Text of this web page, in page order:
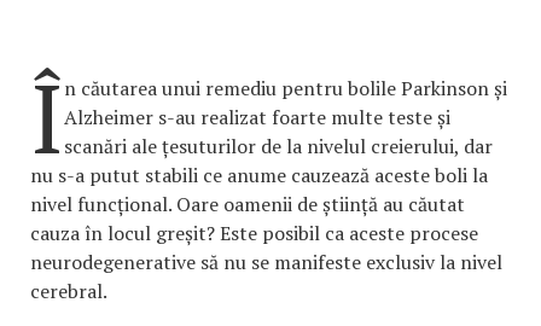
În căutarea unui remediu pentru bolile Parkinson și
Alzheimer s-au realizat foarte multe teste și
scanări ale țesuturilor de la nivelul creierului, dar
nu s-a putut stabili ce anume cauzează aceste boli la
nivel funcțional. Oare oamenii de știință au căutat
cauza în locul greșit? Este posibil ca aceste procese
neurodegenerative să nu se manifeste exclusiv la nivel
cerebral.